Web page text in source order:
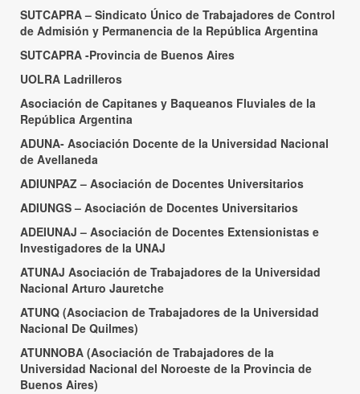
SUTCAPRA – Sindicato Único de Trabajadores de Control
de Admisión y Permanencia de la República Argentina
SUTCAPRA -Provincia de Buenos Aires
UOLRA Ladrilleros
Asociación de Capitanes y Baqueanos Fluviales de la
República Argentina
ADUNA- Asociación Docente de la Universidad Nacional
de Avellaneda
ADIUNPAZ – Asociación de Docentes Universitarios
ADIUNGS – Asociación de Docentes Universitarios
ADEIUNAJ – Asociación de Docentes Extensionistas e
Investigadores de la UNAJ
ATUNAJ Asociación de Trabajadores de la Universidad
Nacional Arturo Jauretche
ATUNQ (Asociacion de Trabajadores de la Universidad
Nacional De Quilmes)
ATUNNOBA (Asociación de Trabajadores de la
Universidad Nacional del Noroeste de la Provincia de
Buenos Aires)